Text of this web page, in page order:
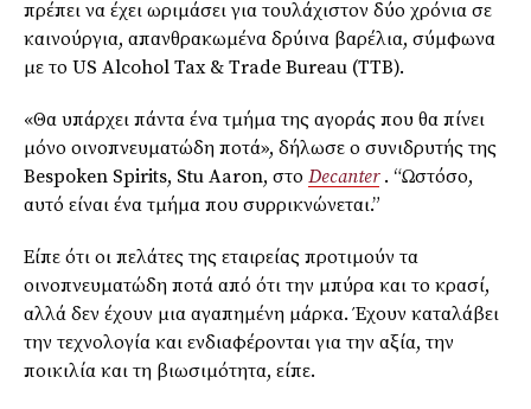
πρέπει να έχει ωριμάσει για τουλάχιστον δύο χρόνια σε
καινούργια, απανθρακωμένα δρύινα βαρέλια, σύμφωνα
με το US Alcohol Tax& Trade Bureau (TTB).
«Θα υπάρχει πάντα ένα τμήμα της αγοράς που θα πίνει
μόνο οινοπνευματώδη ποτά», δήλωσε ο συνιδρυτής της
Bespoken Spirits, Stu Aaron, στο Decanter. “Ωστόσο,
αυτό είναι ένα τμήμα που συρρικνώνεται.”
Είπε ότι οι πελάτες της εταιρείας προτιμούν τα
οινοπνευματώδη ποτά από ότι την μπύρα και το κρασί,
αλλά δεν έχουν μια αγαπημένη μάρκα. Έχουν καταλάβει
την τεχνολογία και ενδιαφέρονται για την αξία, την
ποικιλία και τη βιωσιμότητα, είπε.